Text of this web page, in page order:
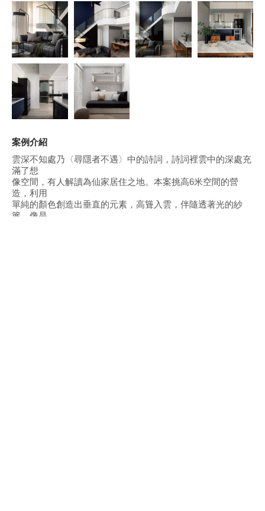
案例介紹
雲深不知處乃〈尋隱者不遇〉中的詩詞，詩詞裡雲中的深處充
滿了想
像空間，有⼈解讀為仙家居住之地。本案挑⾼6米空間的營
造，利⽤
單純的顏⾊創造出垂直的元素，⾼聳入雲，伴隨透著光的紗
簾，像是